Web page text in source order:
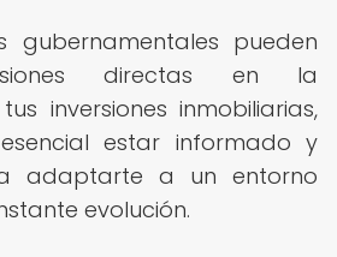
gubernamentales pueden
directas en la
inversiones inmobiliarias,
estar informado y
adaptarte a un entorno
evolución.